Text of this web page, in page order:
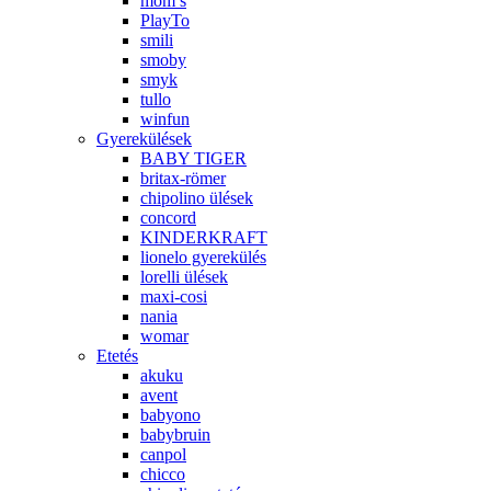
PlayTo
smili
smoby
smyk
tullo
winfun
Gyerekülések
BABY TIGER
britax-römer
chipolino ülések
concord
KINDERKRAFT
lionelo gyerekülés
lorelli ülések
maxi-cosi
nania
womar
Etetés
akuku
avent
babyono
babybruin
canpol
chicco